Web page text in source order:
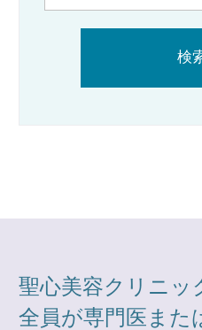
検
聖心美容クリニッ
全員が専門医また